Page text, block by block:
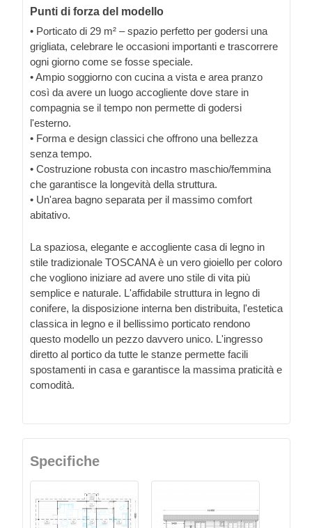
Punti di forza del modello
• Porticato di 29 m² – spazio perfetto per godersi una
grigliata, celebrare le occasioni importanti e trascorrere
ogni giorno come se fosse speciale.
• Ampio soggiorno con cucina a vista e area pranzo
così da avere un luogo accogliente dove stare in
compagnia se il tempo non permette di godersi
l'esterno.
• Forma e design classici che offrono una bellezza
senza tempo.
• Costruzione robusta con incastro maschio/femmina
che garantisce la longevità della struttura.
• Un'area bagno separata per il massimo comfort
abitativo.
La spaziosa, elegante e accogliente casa di legno in
stile tradizionale TOSCANA è un vero gioiello per coloro
che vogliono iniziare ad avere uno stile di vita più
semplice e naturale. L'affidabile struttura in legno di
conifere, la disposizione interna ben distribuita, l'estetica
classica in legno e il bellissimo porticato rendono
questo modello un pezzo davvero unico. L'ingresso
diretto al portico da tutte le stanze permette facili
spostamenti in casa e garantisce la massima praticità e
comodità.
Specifiche